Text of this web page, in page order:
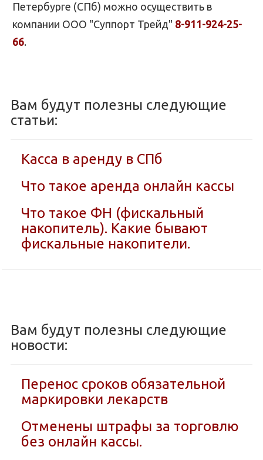
Петербурге (СПб) можно осуществить в
компании ООО "Суппорт Трейд" 8-911-924-25-
66.
Вам будут полезны следующие
статьи:
Касса в аренду в СПб
Что такое аренда онлайн кассы
Что такое ФН (фискальный
накопитель). Какие бывают
фискальные накопители.
Вам будут полезны следующие
новости:
Перенос сроков обязательной
маркировки лекарств
Отменены штрафы за торговлю
без онлайн кассы.